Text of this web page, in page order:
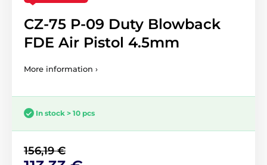
CZ-75 P-09 Duty Blowback
FDE Air Pistol 4.5mm
More information ›
In stock > 10 pcs
156,19 €